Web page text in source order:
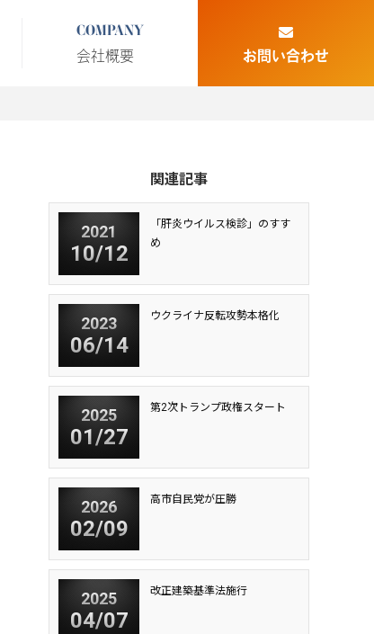
COMPANY
会社概要 お問い合わせ
関連記事
2021
10/12
「肝炎ウイルス検診」のすす
め
2023
06/14
ウクライナ反転攻勢本格化
2025
01/27
第2次トランプ政権スタート
2026
02/09
高市自民党が圧勝
2025
04/07
改正建築基準法施行